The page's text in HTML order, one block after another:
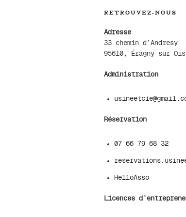
RETROUVEZ-NOUS
Adresse
33 chemin d’Andresy
95610, Éragny sur
Administration
Réservation
07 66 79 68 32
HelloAsso
Licences